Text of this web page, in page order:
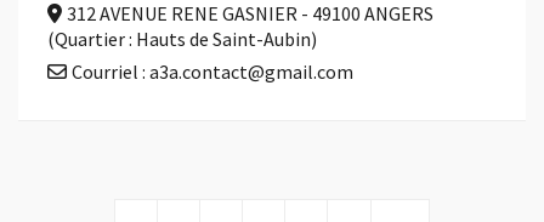
312 AVENUE RENE GASNIER - 49100 ANGERS
(Quartier : Hauts de Saint-Aubin)
Courriel : a3a.contact@gmail.com